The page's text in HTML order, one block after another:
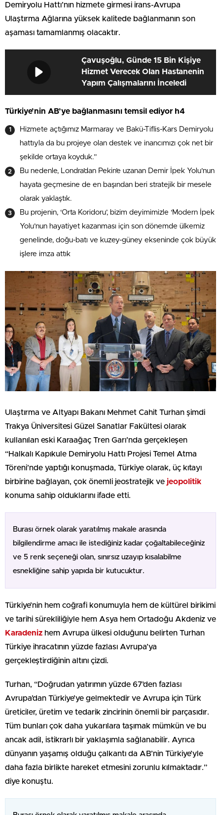
Demiryolu Hattı’nın hizmete girmesi irans-Avrupa
Ulaştırma Ağlarına yüksek kalitede bağlanmanın son
aşaması tamamlanmış olacaktır.
Çavuşoğlu, Günde 15 Bin Kişiye
Hizmet Verecek Olan Hastanenin
Yapım Çalışmalarını İnceledi
Türkiye’nin AB’ye bağlanmasını temsil ediyor h4
Hizmete açtığımız Marmaray ve Bakü-Tiflis-Kars Demiryolu
hattıyla da bu projeye olan destek ve inancımızı çok net bir
şekilde ortaya koyduk.”
Bu nedenle, Londra’dan Pekin’e uzanan Demir İpek Yolu’nun
hayata geçmesine de en başından beri stratejik bir mesele
olarak yaklaştık.
Bu projenin, ‘Orta Koridoru’, bizim deyimimizle ‘Modern İpek
Yolu’nun hayatiyet kazanması için son dönemde ülkemiz
genelinde, doğu-batı ve kuzey-güney ekseninde çok büyük
işlere imza attık
Ulaştırma ve Altyapı Bakanı Mehmet Cahit Turhan şimdi
Trakya Üniversitesi Güzel Sanatlar Fakültesi olarak
kullanılan eski Karaağaç Tren Garı’nda gerçekleşen
“Halkalı Kapıkule Demiryolu Hattı Projesi Temel Atma
Töreni’nde yaptığı konuşmada, Türkiye olarak, üç kıtayı
birbirine bağlayan, çok önemli jeostratejik ve jeopolitik
konuma sahip olduklarını ifade etti.
Burası örnek olarak yaratılmış makale arasında
bilgilendirme amacı ile istediğiniz kadar çoğaltabileceğiniz
ve 5 renk seçeneği olan, sınırsız uzayıp kısalabilme
esnekliğine sahip yapıda bir kutucuktur.
Türkiye’nin hem coğrafi konumuyla hem de kültürel birikimi
ve tarihi sürekliliğiyle hem Asya hem Ortadoğu Akdeniz ve
Karadeniz hem Avrupa ülkesi olduğunu belirten Turhan
Türkiye ihracatının yüzde fazlası Avrupa’ya
gerçekleştirdiğinin altını çizdi.
Turhan, “Doğrudan yatırımın yüzde 67’den fazlası
Avrupa’dan Türkiye’ye gelmektedir ve Avrupa için Türk
üreticiler, üretim ve tedarik zincirinin önemli bir parçasıdır.
Tüm bunları çok daha yukarılara taşımak mümkün ve bu
ancak adil, istikrarlı bir yaklaşımla sağlanabilir. Ayrıca
dünyanın yaşamış olduğu çalkantı da AB’nin Türkiye’yle
daha fazla birlikte hareket etmesini zorunlu kılmaktadır.”
diye konuştu.